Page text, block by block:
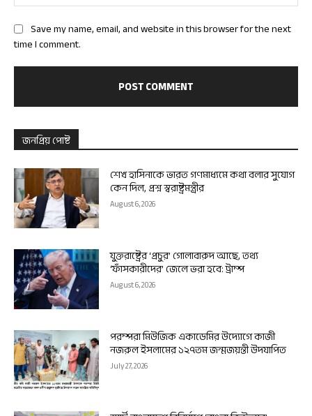
Save my name, email, and website in this browser for the next
time I comment.
জনপ্রিয় পোষ্ট
শেখ হাসিনাকে ভারত গণমাধ্যমে কথা বলার সুযোগ
কেন দিল, প্রশ্ন স্বরাষ্ট্রমন্ত্রীর
August 6, 2026
যুক্তরাষ্ট্রের ‘প্রচুর’ গোলাবারুদ আছে, তথ্য
‘ফাঁসকারীদের’ জেলে ভরা হবে: ট্রাম্প
August 6, 2026
পরম্পরা মিউজিক একাডেমির উদ্যোগে কাজী
নজরুল ইসলামের ১২৭তম জন্মজয়ন্তী উদযাপিত
July 27, 2026